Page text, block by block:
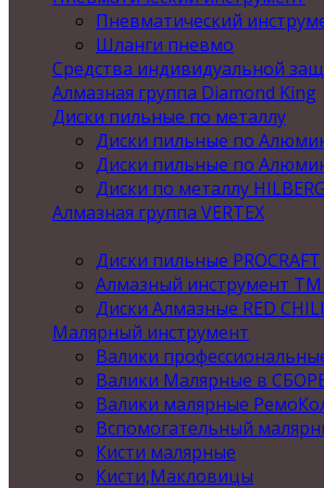
Пневматический
Шланги пневмо
Средства индивидуальной
Алмазная группа Diamond King
Диски пильные по металлу
Диски пильные по
Диски пильные по
Диски по металлу HILBERG
Алмазная группа VERTEX
Диски пильные PROCRAFT
Алмазный инструмент ТМ
Диски Алмазные RED CHILI
Малярный инструмент
Валики
Валики Малярные в
Валики малярные
Вспомогательный
Кисти малярные
Кисти,Макловицы